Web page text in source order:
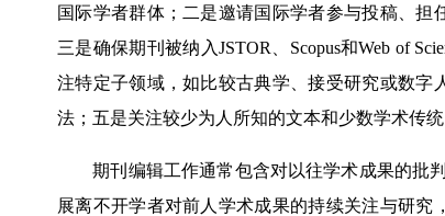
国际学者群体；二是邀请国际学者参与投稿、担
三是确保期刊被纳入JSTOR、Scopus和Web of
注特定子领域，如比较古典学、接受研究或数
法；五是关注较少为人所知的文本和少数学术传
期刊编辑工作通常包含对以往学术成果的批判
展离不开学者对前人学术成果的持续关注与研